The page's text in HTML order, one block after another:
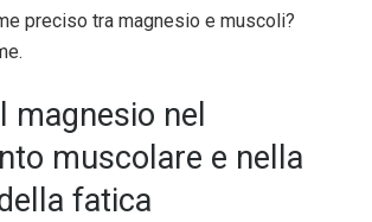
preciso tra magnesio e muscoli?
magnesio nel
muscolare e nella
fatica